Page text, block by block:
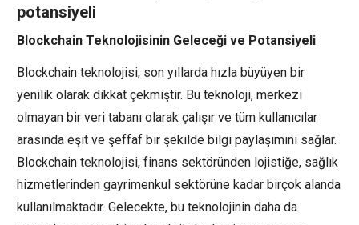
potansiyeli
Blockchain Teknolojisinin Geleceği ve Potansiyeli
Blockchain teknolojisi, son yıllarda hızla büyüyen bir
yenilik olarak dikkat çekmiştir. Bu teknoloji, merkezi
olmayan bir veri tabanı olarak çalışır ve tüm kullanıcılar
arasında eşit ve şeffaf bir şekilde bilgi paylaşımını sağlar.
Blockchain teknolojisi, finans sektöründen lojistiğe, sağlık
hizmetlerinden gayrimenkul sektörüne kadar birçok alanda
kullanılmaktadır. Gelecekte, bu teknolojinin daha da